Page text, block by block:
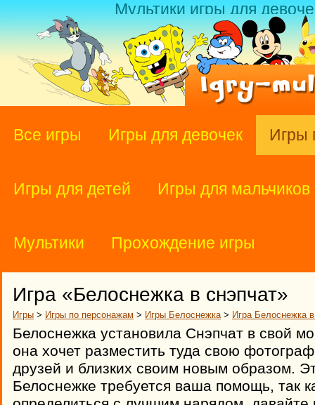
Мультики игры для
Все игры Игры для девочек Игры
Игры для детей Игры для мальчиков
Мультики Прохождение игры
Игра «Белоснежка в снэпчат»
Игры > Игры по персонажам > Игры Белоснежка> Игра Белоснежка
Белоснежка установила Снэпчат в свой
она хочет разместить туда свою
друзей и близких своим новым образом.
Белоснежке требуется ваша помощь, так